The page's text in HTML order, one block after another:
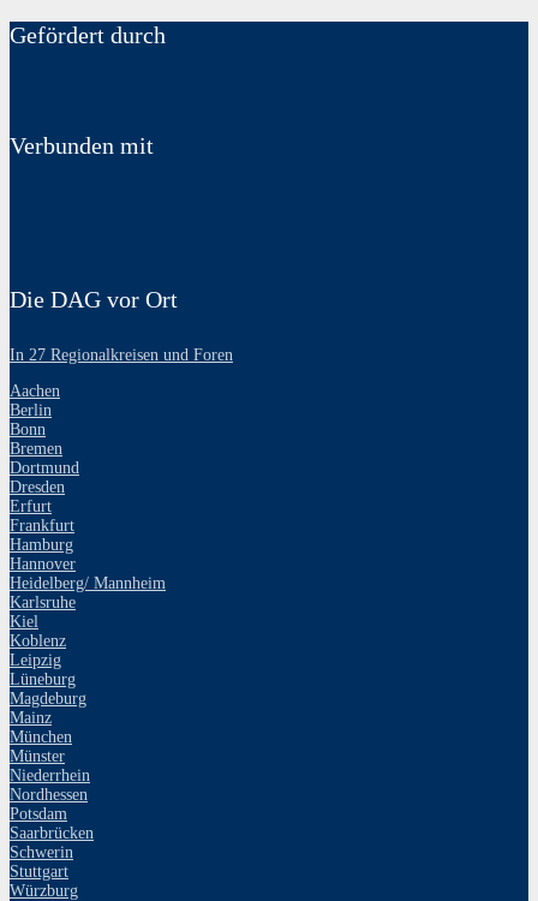
Gefördert durch
Verbunden mit
Die DAG vor Ort
In 27 Regionalkreisen und Foren
Aachen
Berlin
Bonn
Bremen
Dortmund
Dresden
Erfurt
Frankfurt
Hamburg
Hannover
Heidelberg/ Mannheim
Karlsruhe
Kiel
Koblenz
Leipzig
Lüneburg
Magdeburg
Mainz
München
Münster
Niederrhein
Nordhessen
Potsdam
Saarbrücken
Schwerin
Stuttgart
Würzburg